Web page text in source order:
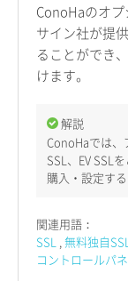
ConoHaのオ
サイン社が提
ることができ
けます。
解説
ConoHaでは、
SSL、EV SSL
購入・設定す
関連用語：
SSL
無料独自SSL
コントロールパ